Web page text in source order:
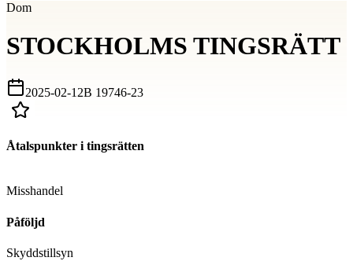
Dom
STOCKHOLMS TINGSRÄTT
2025-02-12B 19746-23
Åtalspunkter i tingsrätten
Misshandel
Påföljd
Skyddstillsyn